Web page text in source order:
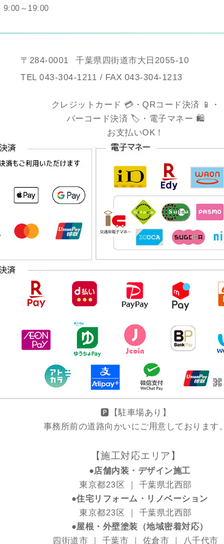
9:00～19:00
〒284-0001
千葉県四街道市大日2055-10
TEL 043-304-1211 / FAX 043-304-1213
クレジットカード 💳・QRコード決済 📱・
バーコード決済 🏷️・電子マネー 🛍️
お支払いOK！
🅿️【駐車場あり】
事務所前の道路向かいにご用意しております。
【施工対応エリア】
●店舗内装・デザイン施工
東京都23区 ｜ 千葉県北西部
●住宅リフォーム・リノベーション
東京都23区 ｜ 千葉県北西部
●屋根・外壁塗装（地域密着対応）
四街道市 ｜ 千葉市 ｜ 佐倉市 ｜ 八千代市